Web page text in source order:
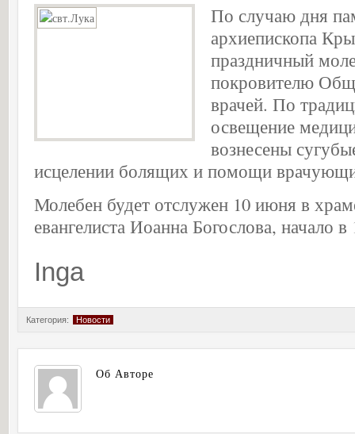
По случаю дня
архиепископа
праздничный
покровителю
врачей. По
освещение
вознесены
исцелении болящих и помощи
Молебен будет отслужен 10 июня в
евангелиста Иоанна Богослова, начало в
Inga
Категория: Новости
Об Авторе